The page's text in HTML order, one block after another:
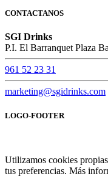
CONTACTANOS
SGI Drinks
P.I. El Barranquet Plaza
961 52 23 31
marketing@sgidrinks.com
LOGO-FOOTER
Utilizamos cookies
tus preferencias. Más